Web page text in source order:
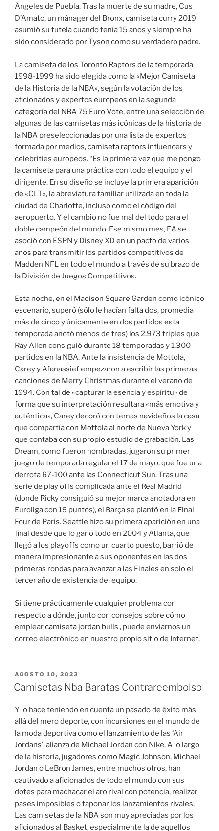
Ángeles de Puebla. Tras la muerte de su madre, Cus
D’Amato, un mánager del Bronx, camiseta curry 2019
asumió su tutela cuando tenía 15 años y siempre ha
sido considerado por Tyson como su verdadero padre.
La camiseta de los Toronto Raptors de la temporada
1998-1999 ha sido elegida como la «Mejor Camiseta
de la Historia de la NBA», según la votación de los
aficionados y expertos europeos en la segunda
categoría del NBA 75 Euro Vote, entre una selección de
algunas de las camisetas más icónicas de la historia de
la NBA preseleccionadas por una lista de expertos
formada por medios,camiseta raptors influencers y
celebrities europeos. “Es la primera vez que me pongo
la camiseta para una práctica con todo el equipo y el
dirigente. En su diseño se incluye la primera aparición
de «CLT», la abreviatura familiar utilizada en toda la
ciudad de Charlotte, incluso como el código del
aeropuerto. Y el cambio no fue mal del todo para el
doble campeón del mundo. Ese mismo mes, EA se
asoció con ESPN y Disney XD en un pacto de varios
años para transmitir los partidos competitivos de
Madden NFL en todo el mundo a través de su brazo de
la División de Juegos Competitivos.
Esta noche, en el Madison Square Garden como icónico
escenario, superó (sólo le hacían falta dos, promedia
más de cinco y únicamente en dos partidos esta
temporada anotó menos de tres) los 2.973 triples que
Ray Allen consiguió durante 18 temporadas y 1.300
partidos en la NBA. Ante la insistencia de Mottola,
Carey y Afanassief empezaron a escribir las primeras
canciones de Merry Christmas durante el verano de
1994. Con tal de «capturar la esencia y espíritu» de
forma que su interpretación resultara «más emotiva y
auténtica», Carey decoró con temas navideños la casa
que compartía con Mottola al norte de Nueva York y
que contaba con su propio estudio de grabación. Las
Dream, como fueron nombradas, jugaron su primer
juego de temporada regular el 17 de mayo, que fue una
derrota 67-100 ante las Connecticut Sun. Tras una
serie de play offs complicada ante el Real Madrid
(donde Ricky consiguió su mejor marca anotadora en
Euroliga con 19 puntos), el Barça se plantó en la Final
Four de París. Seattle hizo su primera aparición en una
final desde que lo ganó todo en 2004 y Atlanta, que
llegó a los playoffs como un cuarto puesto, barrió de
manera impresionante a sus oponentes en las dos
primeras rondas para avanzar a las Finales en solo el
tercer año de existencia del equipo.
Si tiene prácticamente cualquier problema con
respecto a dónde, junto con consejos sobre cómo
emplearcamiseta jordan bulls , puede enviarnos un
correo electrónico en nuestro propio sitio de Internet.
PUBLICADO
EL
AGOSTO 10, 2023
Camisetas Nba Baratas Contrareembolso
Y lo hace teniendo en cuenta un pasado de éxito más
allá del mero deporte, con incursiones en el mundo de
la moda deportiva como el lanzamiento de las ‘Air
Jordans’, alianza de Michael Jordan con Nike. A lo largo
de la historia, jugadores como Magic Johnson, Michael
Jordan o LeBron James, entre muchos otros, han
cautivado a aficionados de todo el mundo con sus
dotes para machacar el aro rival con potencia, realizar
pases imposibles o taponar los lanzamientos rivales.
Las camisetas de la NBA son muy apreciadas por los
aficionados al Basket, especialmente la de aquellos